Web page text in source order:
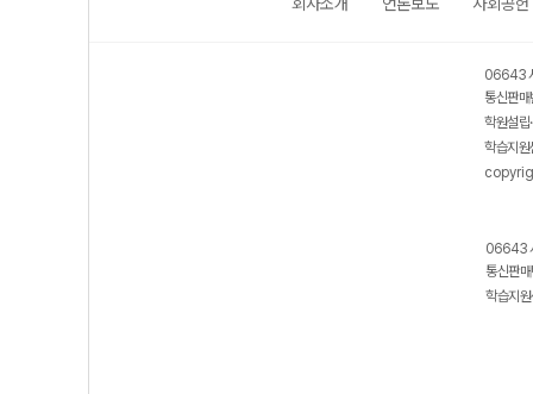
06643
통신판
학원설
학습지
06643
통신판
학습지